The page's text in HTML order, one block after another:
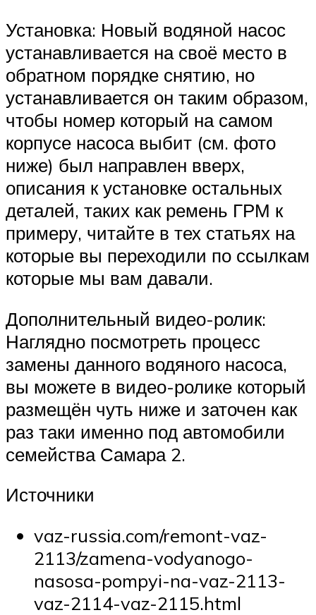
Установка: Новый водяной насос
устанавливается на своё место в
обратном порядке снятию, но
устанавливается он таким образом,
чтобы номер который на самом
корпусе насоса выбит (см. фото
ниже) был направлен вверх,
описания к установке остальных
деталей, таких как ремень ГРМ к
примеру, читайте в тех статьях на
которые вы переходили по ссылкам
которые мы вам давали.
Дополнительный видео-ролик:
Наглядно посмотреть процесс
замены данного водяного насоса,
вы можете в видео-ролике который
размещён чуть ниже и заточен как
раз таки именно под автомобили
семейства Самара 2.
Источники
vaz-russia.com/remont-vaz-
2113/zamena-vodyanogo-
nasosa-pompyi-na-vaz-2113-
vaz-2114-vaz-2115.html